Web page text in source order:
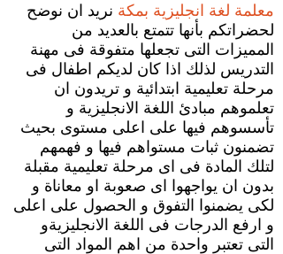
معلمة لغة انجليزية بمكة نريد ان نوضح
لحضراتكم بأنها تتمتع بالعديد من
المميزات التى تجعلها متفوقة فى مهنة
التدريس لذلك اذا كان لديكم اطفال فى
مرحلة تعليمية ابتدائية و تريدون ان
تعلموهم مبادئ اللغة الانجليزية و
تأسسوهم فيها على اعلى مستوى بحيث
تضمنون ثبات مستواهم فيها و فهمهم
لتلك المادة فى اى مرحلة تعليمية مقبلة
بدون ان يواجهوا اى صعوبة او معاناة و
لكى يضمنوا التفوق و الحصول على اعلى
و ارفع الدرجات فى اللغة الانجليزيةو
التى تعتبر واحدة من اهم المواد التى